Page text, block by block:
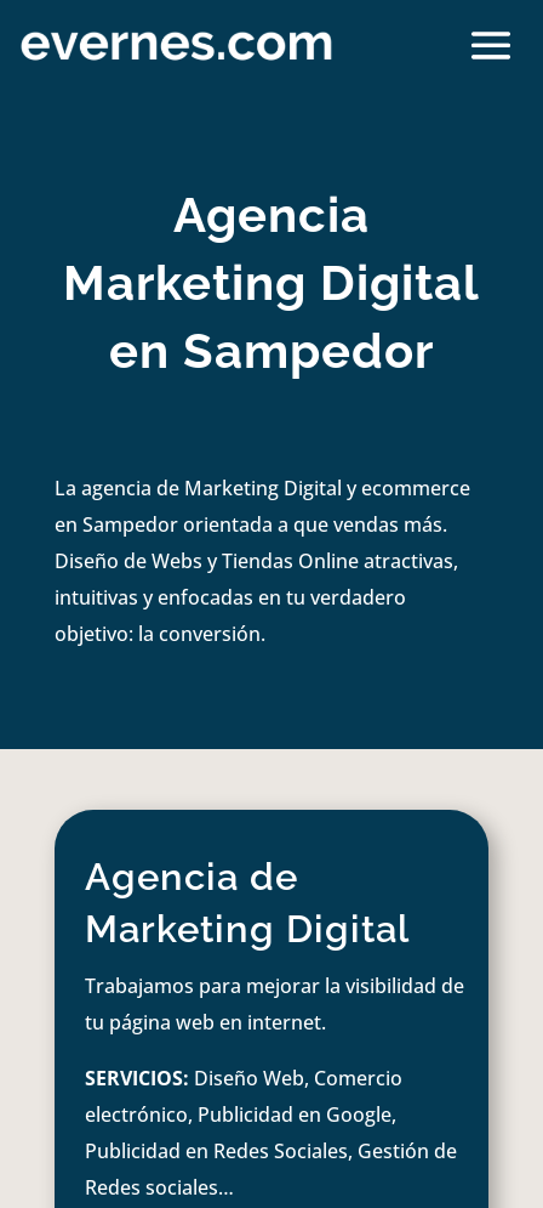
Agencia
Marketing Digital
en Sampedor
La agencia de Marketing Digital y ecommerce
en Sampedor orientada a que vendas más.
Diseño de Webs y Tiendas Online atractivas,
intuitivas y enfocadas en tu verdadero
objetivo: la conversión.
Agencia de
Marketing Digital
Trabajamos para mejorar la visibilidad de
tu página web en internet.
SERVICIOS: Diseño Web, Comercio
electrónico, Publicidad en Google,
Publicidad en Redes Sociales, Gestión de
Redes sociales…